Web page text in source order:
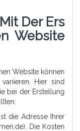
Der Ers
Website
Website können
Hier sind
bei der Erstellung
die Adresse Ihrer
Die Kosten